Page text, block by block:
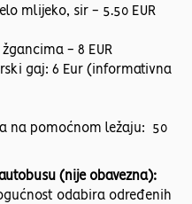
mlijeko, sir - 5.50 EUR
- 8 EUR
gaj: 6 Eur (informativna
na pomoćnom ležaju: 50
(nije obavezna):
odabira određenih